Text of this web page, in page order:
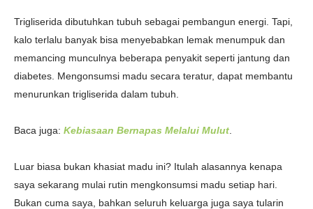
Trigliserida dibutuhkan tubuh sebagai pembangun energi. Tapi,
kalo terlalu banyak bisa menyebabkan lemak menumpuk dan
memancing munculnya beberapa penyakit seperti jantung dan
diabetes. Mengonsumsi madu secara teratur, dapat membantu
menurunkan trigliserida dalam tubuh.
Baca juga: Kebiasaan Bernapas Melalui Mulut
Luar biasa bukan khasiat madu ini? Itulah alasannya kenapa
saya sekarang mulai rutin mengkonsumsi madu setiap hari.
Bukan cuma saya , bahkan seluruh keluarga juga saya tularin